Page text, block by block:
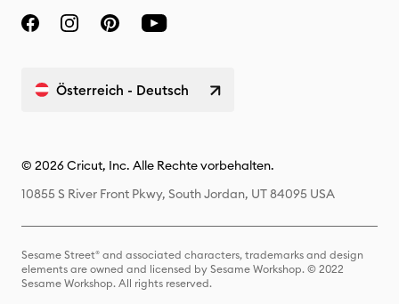
Österreich - Deutsch
© 2026 Cricut, Inc. Alle Rechte vorbehalten.
10855 S River Front Pkwy, South Jordan, UT 84095 USA
Sesame Street® and associated characters, trademarks and design
elements are owned and licensed by Sesame Workshop. © 2022
Sesame Workshop. All rights reserved.